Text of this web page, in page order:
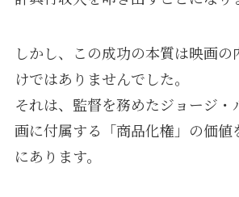
しかし、この成功の本質は映画
けではありませんでした。
それは、監督を務めたジョージ・
画に付属する「商品化権」の価値
にあります。